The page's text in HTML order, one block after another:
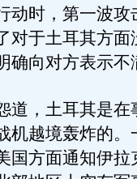
动时，第一波攻
对于土耳其方面
确向对方表示不
，土耳其是在
机越境轰炸的。
国方面通知伊拉